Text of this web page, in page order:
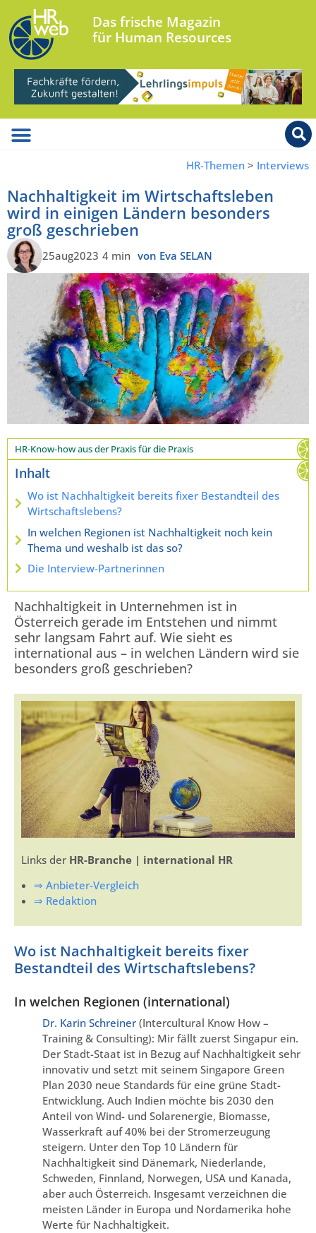
Das frische Magazin
für Human Resources
HR-Themen > Interviews
Nachhaltigkeit im Wirtschaftsleben
wird in einigen Ländern besonders
groß geschrieben
25aug2023 4 min von Eva SELAN
HR-Know-how aus der Praxis für die Praxis
Inhalt
Wo ist Nachhaltigkeit bereits fixer Bestandteil des
Wirtschaftslebens?
In welchen Regionen ist Nachhaltigkeit noch kein
Thema und weshalb ist das so?
Die Interview-Partnerinnen
Nachhaltigkeit in Unternehmen ist in
Österreich gerade im Entstehen und nimmt
sehr langsam Fahrt auf. Wie sieht es
international aus – in welchen Ländern wird sie
besonders groß geschrieben?
Links der HR-Branche | international HR
⇒ Anbieter-Vergleich
⇒ Redaktion
Wo ist Nachhaltigkeit bereits fixer
Bestandteil des Wirtschaftslebens?
In welchen Regionen (international)
Dr. Karin Schreiner (Intercultural Know How –
Training & Consulting): Mir fällt zuerst Singapur ein.
Der Stadt-Staat ist in Bezug auf Nachhaltigkeit sehr
innovativ und setzt mit seinem Singapore Green
Plan 2030 neue Standards für eine grüne Stadt-
Entwicklung. Auch Indien möchte bis 2030 den
Anteil von Wind- und Solarenergie, Biomasse,
Wasserkraft auf 40% bei der Stromerzeugung
steigern. Unter den Top 10 Ländern für
Nachhaltigkeit sind Dänemark, Niederlande,
Schweden, Finnland, Norwegen, USA und Kanada,
aber auch Österreich. Insgesamt verzeichnen die
meisten Länder in Europa und Nordamerika hohe
Werte für Nachhaltigkeit.